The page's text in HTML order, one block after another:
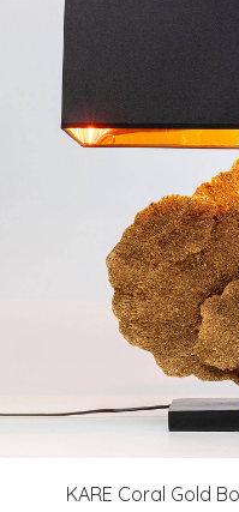
KARE Coral Gold